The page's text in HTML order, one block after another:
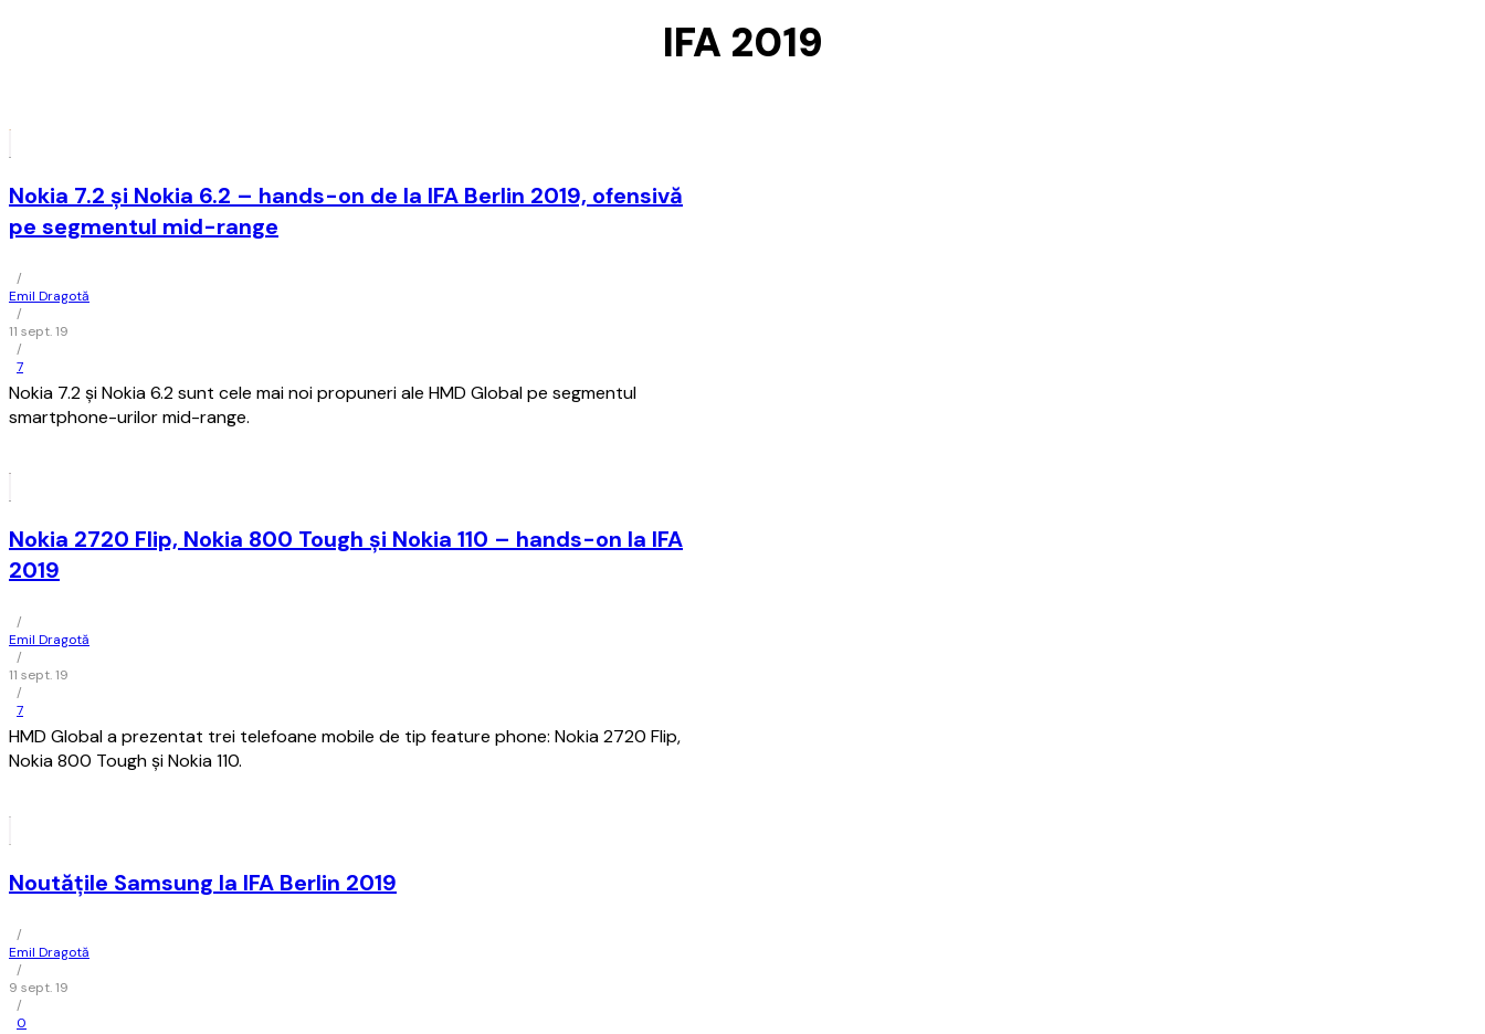
IFA 2019
Nokia 7.2 și Nokia 6.2 – hands-on de la IFA Berlin 2019, ofensivă
pe segmentul mid-range
/
Emil Dragotă
/
11 sept. 19
/
7
Nokia 7.2 și Nokia 6.2 sunt cele mai noi propuneri ale HMD Global pe segmentul
smartphone-urilor mid-range.
Nokia 2720 Flip, Nokia 800 Tough și Nokia 110 – hands-on la IFA
2019
/
Emil Dragotă
/
11 sept. 19
/
7
HMD Global a prezentat trei telefoane mobile de tip feature phone: Nokia 2720 Flip,
Nokia 800 Tough și Nokia 110.
Noutățile Samsung la IFA Berlin 2019
/
Emil Dragotă
/
9 sept. 19
/
0